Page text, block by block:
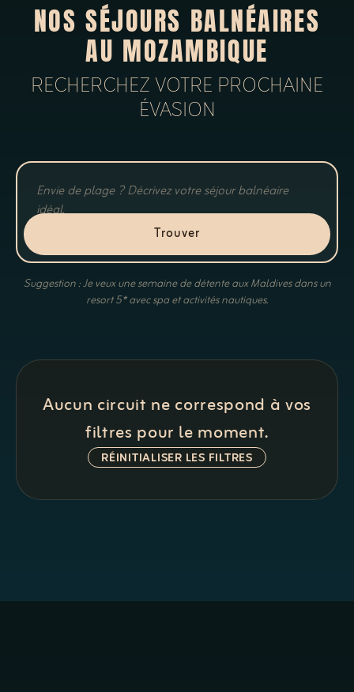
NOS SÉJOURS BALNÉAIRES
AU MOZAMBIQUE
RECHERCHEZ VOTRE PROCHAINE
ÉVASION
Trouver
Suggestion : Je veux une semaine de détente aux Maldives dans un
resort 5* avec spa et activités nautiques.
Aucun circuit ne correspond à vos
filtres pour le moment.
RÉINITIALISER LES FILTRES